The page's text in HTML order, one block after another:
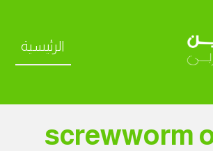
الرئيسية
screwworm